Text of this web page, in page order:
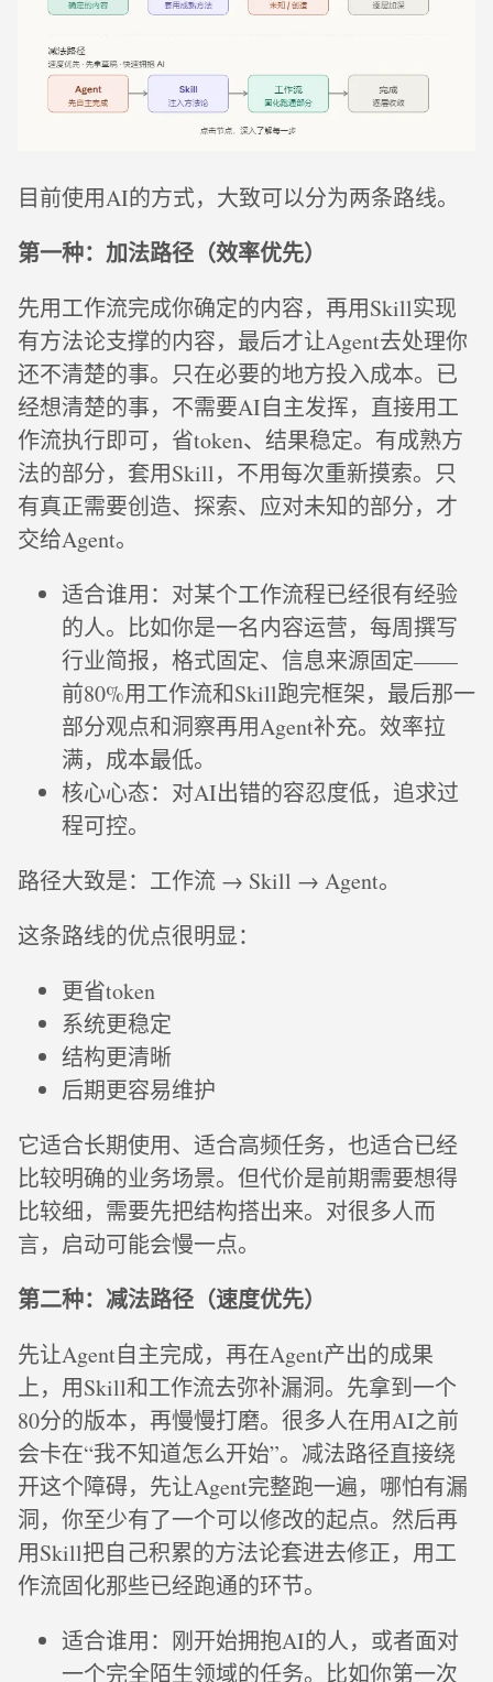
目前使用AI的方式，大致可以分为两条路线。
第一种：加法路径（效率优先）
先用工作流完成你确定的内容，再用Skill实现
有方法论支撑的内容，最后才让Agent去处理你
还不清楚的事。只在必要的地方投入成本。已
经想清楚的事，不需要AI自主发挥，直接用工
作流执行即可，省token、结果稳定。有成熟方
法的部分，套用Skill，不用每次重新摸索。只
有真正需要创造、探索、应对未知的部分，才
交给Agent。
适合谁用：对某个工作流程已经很有经验
的人。比如你是一名内容运营，每周撰写
行业简报，格式固定、信息来源固定——
前80%用工作流和Skill跑完框架，最后那一
部分观点和洞察再用Agent补充。效率拉
满，成本最低。
核心心态：对AI出错的容忍度低，追求过
程可控。
路径大致是：工作流 → Skill → Agent。
这条路线的优点很明显：
更省token
系统更稳定
结构更清晰
后期更容易维护
它适合长期使用、适合高频任务，也适合已经
比较明确的业务场景。但代价是前期需要想得
比较细，需要先把结构搭出来。对很多人而
言，启动可能会慢一点。
第二种：减法路径（速度优先）
先让Agent自主完成，再在Agent产出的成果
上，用Skill和工作流去弥补漏洞。先拿到一个
80分的版本，再慢慢打磨。很多人在用AI之前
会卡在“我不知道怎么开始”。减法路径直接绕
开这个障碍，先让Agent完整跑一遍，哪怕有漏
洞，你至少有了一个可以修改的起点。然后再
用Skill把自己积累的方法论套进去修正，用工
作流固化那些已经跑通的环节。
适合谁用：刚开始拥抱AI的人，或者面对
一个完全陌生领域的任务。比如你第一次